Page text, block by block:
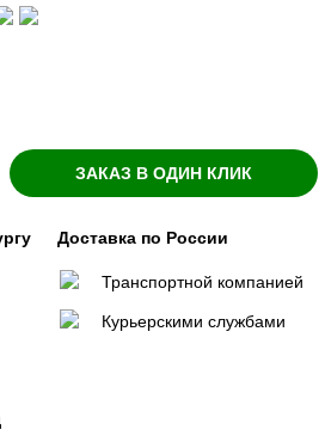
ЗАКАЗ В ОДИН КЛИК
Доставка по России
Транспортной компанией
Курьерскими службами